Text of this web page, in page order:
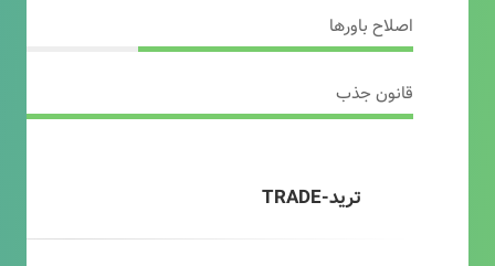
اصلاح باورها
قانون جذب
ترید-TRADE